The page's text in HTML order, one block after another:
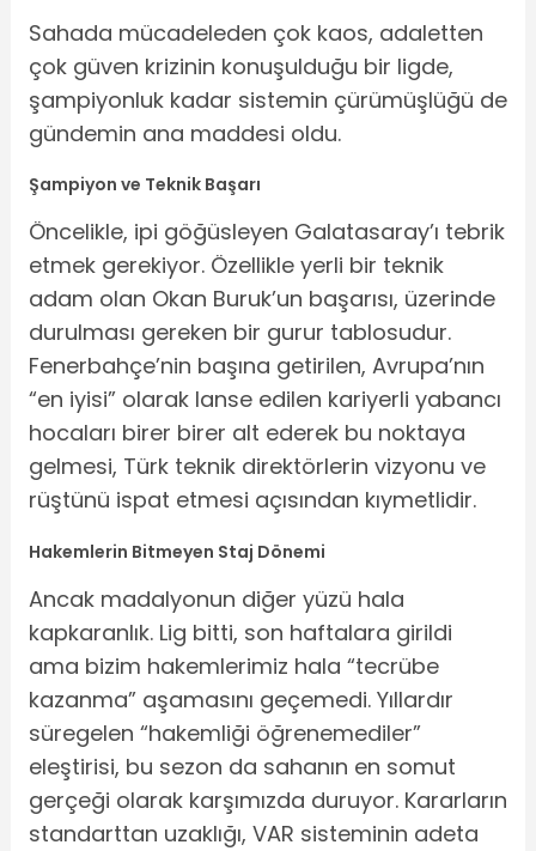
Sahada mücadeleden çok kaos, adaletten
çok güven krizinin konuşulduğu bir ligde,
şampiyonluk kadar sistemin çürümüşlüğü de
gündemin ana maddesi oldu.
Şampiyon ve Teknik Başarı
Öncelikle, ipi göğüsleyen Galatasaray’ı tebrik
etmek gerekiyor. Özellikle yerli bir teknik
adam olan Okan Buruk’un başarısı, üzerinde
durulması gereken bir gurur tablosudur.
Fenerbahçe’nin başına getirilen, Avrupa’nın
“en iyisi” olarak lanse edilen kariyerli yabancı
hocaları birer birer alt ederek bu noktaya
gelmesi, Türk teknik direktörlerin vizyonu ve
rüştünü ispat etmesi açısından kıymetlidir.
Hakemlerin Bitmeyen Staj Dönemi
Ancak madalyonun diğer yüzü hala
kapkaranlık. Lig bitti, son haftalara girildi
ama bizim hakemlerimiz hala “tecrübe
kazanma” aşamasını geçemedi. Yıllardır
süregelen “hakemliği öğrenemediler”
eleştirisi, bu sezon da sahanın en somut
gerçeği olarak karşımızda duruyor. Kararların
standarttan uzaklığı, VAR sisteminin adeta